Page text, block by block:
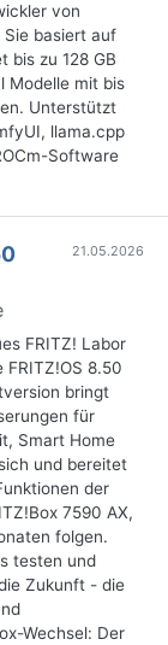
von
basiert auf
bis zu 128 GB
Modelle mit bis
Unterstützt
llama.cpp
Software
21.05.2026
FRITZ! Labor
FRITZ!OS 8.50
bringt
für
Smart Home
und bereitet
der
7590 AX,
folgen.
testen und
Zukunft - die
Wechsel: Der